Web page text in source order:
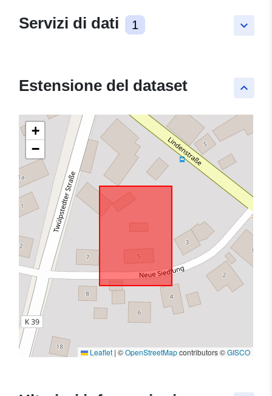
keyboard_arrow_down
Servizi di dati 1
keyboard_arrow_up
Estensione del dataset
+
−
Leaflet | ©OpenStreetMapcontributors ©GISCO